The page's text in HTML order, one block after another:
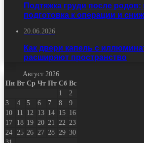
Подтяжка груди после родов:
подготовка к операции и
20.06.2026
Как двери капель с
расширяют пространство
Август 2026
Пн Вт Ср Чт Пт Сб Вс
1
2
3
4 5 6 7 8
9
10
11 12 13 14 15 16
17
18 19 20 21 22 23
24
25 26 27 28 29 30